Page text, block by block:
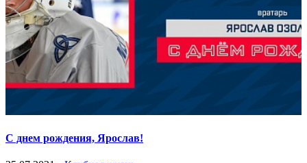
С днем рождения, Ярослав!